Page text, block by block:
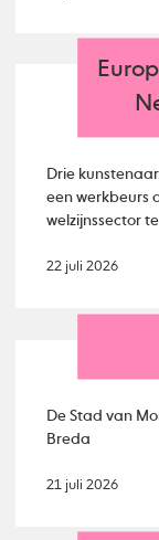
Drie
een werkbeurs
welzijnssector
22 juli 2026
De Stad van
Breda
21 juli 2026